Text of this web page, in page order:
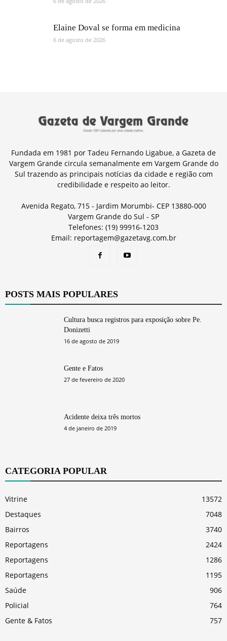
Elaine Doval se forma em medicina
6 de agosto de 2026
Fundada em 1981 por Tadeu Fernando Ligabue, a Gazeta de
Vargem Grande circula semanalmente em Vargem Grande do
Sul trazendo as principais notícias da cidade e região com
credibilidade e respeito ao leitor.
Avenida Regato, 715 - Jardim Morumbi- CEP 13880-000
Vargem Grande do Sul - SP
Telefones: (19) 99916-1203
Email: reportagem@gazetavg.com.br
POSTS MAIS POPULARES
Cultura busca registros para exposição sobre Pe.
Donizetti
16 de agosto de 2019
Gente e Fatos
27 de fevereiro de 2020
Acidente deixa três mortos
4 de janeiro de 2019
CATEGORIA POPULAR
Vitrine
13572
Destaques
7048
Bairros
3740
Reportagens
2424
Reportagens
1286
Reportagens
1195
Saúde
906
Policial
764
Gente & Fatos
757